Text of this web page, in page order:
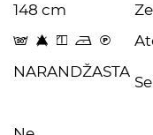
148 cm
s 8 y o C
NARANDŽASTA